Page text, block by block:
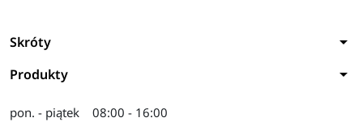
Skróty arrow_drop_down
Produkty arrow_drop_down
pon. - piątek
08:00 - 16:00